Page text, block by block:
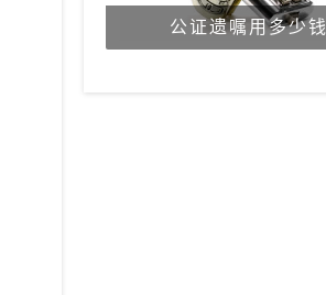
公证遗嘱用多少钱